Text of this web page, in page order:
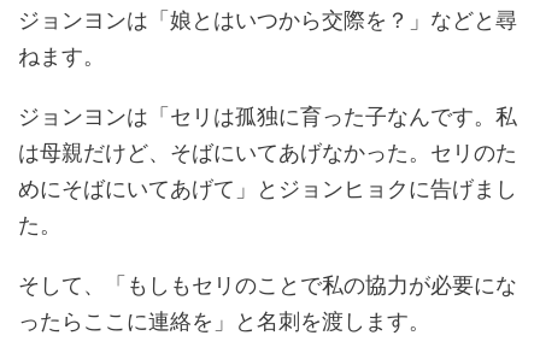
ジョンヨンは「娘とはいつから交際を？」などと尋
ねます。
ジョンヨンは「セリは孤独に育った子なんです。私
は母親だけど、そばにいてあげなかった。セリのた
めにそばにいてあげて」とジョンヒョクに告げまし
た。
そして、「もしもセリのことで私の協力が必要にな
ったらここに連絡を」と名刺を渡します。